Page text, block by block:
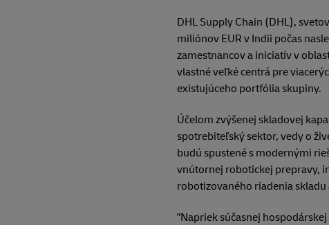
DHL Supply Chain (DHL),
miliónov EUR v Indii počas
zamestnancov a iniciatív v
vlastné veľké centrá pre
existujúceho portfólia skupiny.
Účelom zvýšenej skladovej
spotrebiteľský sektor, vedy o
budú spustené s modernými
vnútornej robotickej prepravy,
robotizovaného riadenia
"Napriek súčasnej